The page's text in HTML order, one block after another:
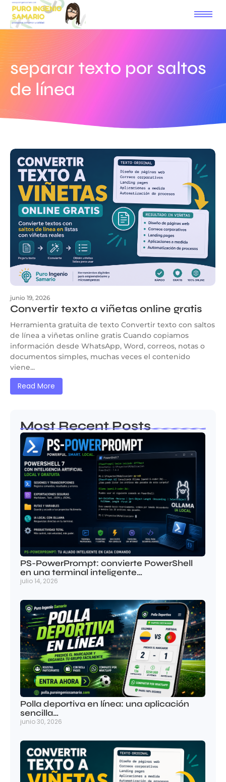
separar texto por saltos
de línea
junio 19, 2026
Convertir texto a viñetas online gratis
Herramienta gratuita de texto Convertir texto con saltos
de línea a viñetas online gratis Cuando copiamos
información desde WhatsApp, Word, correos, notas o
documentos simples, muchas veces el contenido
viene...
Read More
Most Recent Posts
PS-PowerPrompt: convierte PowerShell
en una terminal inteligente…
julio 14, 2026
Polla deportiva en línea: una aplicación
sencilla…
junio 30, 2026